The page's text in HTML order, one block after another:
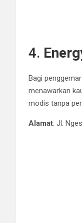
4.
Bagi
menawarkan
modis tanpa
Alamat: Jl.